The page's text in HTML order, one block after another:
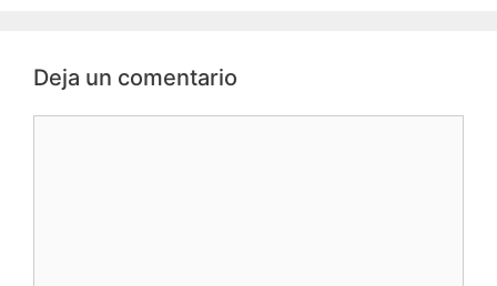
Deja un comentario